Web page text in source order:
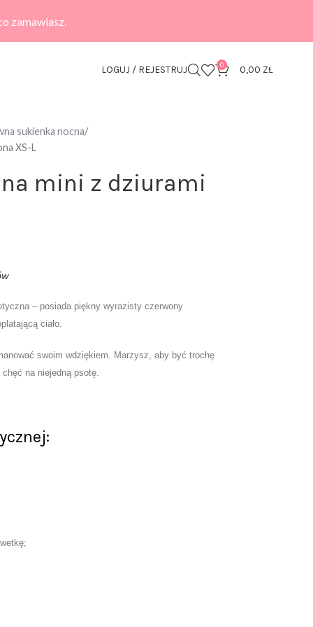
zamawiasz.
LOGUJ / REJESTRUJ 0 0,00 ZŁ
sukienka nocna
XS-L
mini z dziurami
– posiada piękny wyrazisty czerwony
ciało.
swoim wdziękiem. Marzysz, aby być trochę
na niejedną psotę.